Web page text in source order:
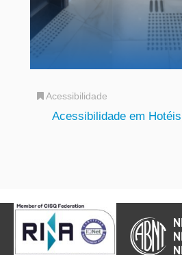
Acessibilidade
Acessibilidade em